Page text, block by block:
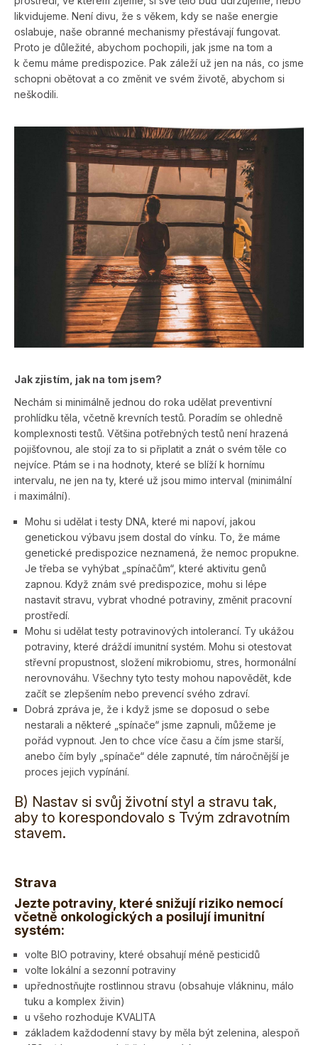
likvidujeme. Není divu, že s věkem, kdy se naše energie
oslabuje, naše obranné mechanismy přestávají fungovat.
Proto je důležité, abychom pochopili, jak jsme na tom a
k čemu máme predispozice. Pak záleží už jen na nás, co jsme
schopni obětovat a co změnit ve svém životě, abychom si
neškodili.
Jak zjistím, jak na tom jsem?
Nechám si minimálně jednou do roka udělat preventivní
prohlídku těla, včetně krevních testů. Poradím se ohledně
komplexnosti testů. Většina potřebných testů není hrazená
pojišťovnou, ale stojí za to si připlatit a znát o svém těle co
nejvíce. Ptám se i na hodnoty, které se blíží k hornímu
intervalu, ne jen na ty, které už jsou mimo interval (minimální
i maximální).
Mohu si udělat i testy DNA, které mi napoví, jakou
genetickou výbavu jsem dostal do vínku. To, že máme
genetické predispozice neznamená, že nemoc propukne.
Je třeba se vyhýbat „spínačům“, které aktivitu genů
zapnou. Když znám své predispozice, mohu si lépe
nastavit stravu, vybrat vhodné potraviny, změnit pracovní
prostředí.
Mohu si udělat testy potravinových intolerancí. Ty ukážou
potraviny, které dráždí imunitní systém. Mohu si otestovat
střevní propustnost, složení mikrobiomu, stres, hormonální
nerovnováhu. Všechny tyto testy mohou napovědět, kde
začít se zlepšením nebo prevencí svého zdraví.
Dobrá zpráva je, že i když jsme se doposud o sebe
nestarali a některé „spínače“ jsme zapnuli, můžeme je
pořád vypnout. Jen to chce více času a čím jsme starší,
anebo čím byly „spínače“ déle zapnuté, tím náročnější je
proces jejich vypínání.
B) Nastav si svůj životní styl a stravu tak,
aby to korespondovalo s Tvým zdravotním
stavem.
Strava
Jezte potraviny, které snižují riziko nemocí
včetně onkologických a posilují imunitní
systém:
volte BIO potraviny, které obsahují méně pesticidů
volte lokální a sezonní potraviny
upřednostňujte rostlinnou stravu (obsahuje vlákninu, málo
tuku a komplex živin)
u všeho rozhoduje KVALITA
základem každodenní stavy by měla být zelenina, alespoň